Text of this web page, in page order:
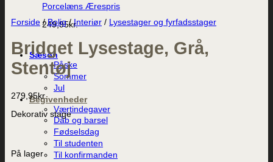
Porcelæns Ærespris
249,95kr.
Sæson
Påske
Sommer
Jul
Begivenheder
Værtindegaver
Dåb og barsel
Fødselsdag
Til studenten
Til konfirmanden
Forside / Bolig / Interiør / Lysestager og fyrfadsstager
Bridget Lysestage, Grå,
Stentøj
279,95kr.
Dekorativ stage
På lager